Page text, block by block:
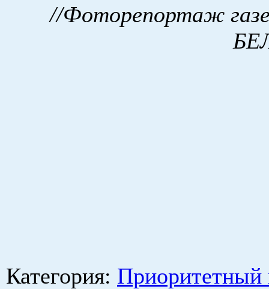
//Фоторепортаж
Категория: Приоритетный